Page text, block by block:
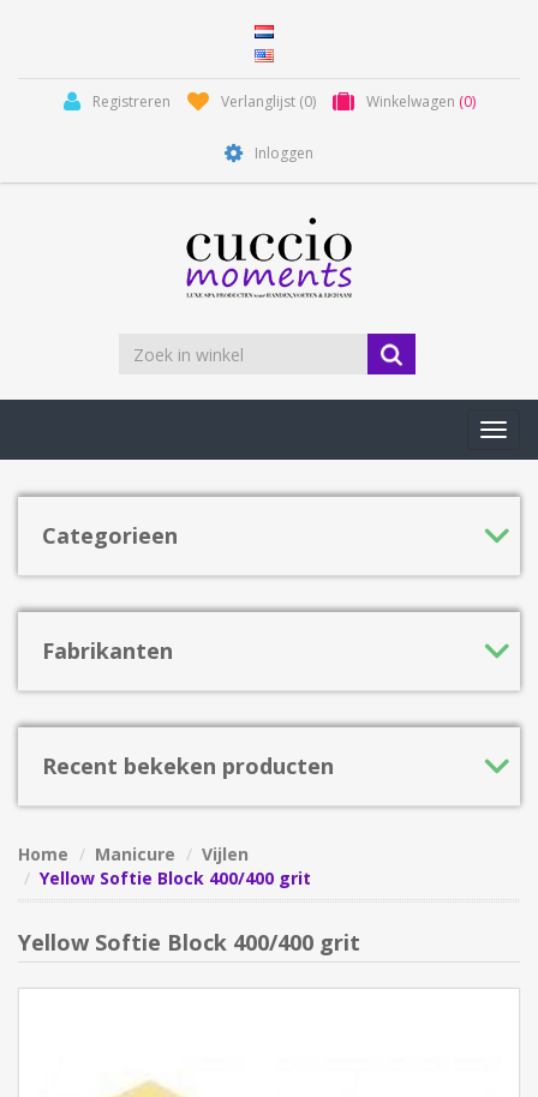
Registreren Verlanglijst (0) Winkelwagen (0)
Inloggen
Categorieen
Fabrikanten
Recent bekeken producten
Home Manicure
Vijlen
Yellow Softie Block 400/400 grit
Yellow Softie Block 400/400 grit